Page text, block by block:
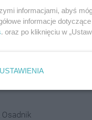
i racami
Osadnik
informacjami, abyś
informacje
. oraz po kliknięciu w
USTAWIENIA